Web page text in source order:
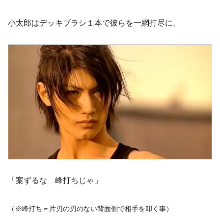
小太郎はデッキブラシ１本で彼らを一網打尽に。
「案ずるな 峰打ちじゃ」
（※峰打ち＝片刃の刃のない背面側で相手を叩く事）